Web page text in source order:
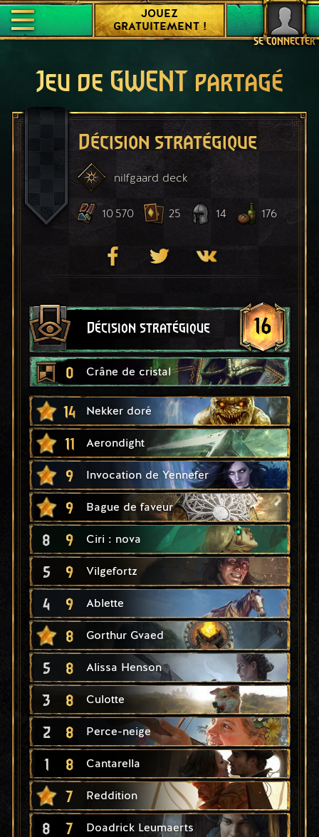
SE CONNECTER
JOUEZ
GRATUITEMENT !
Jeu de GWENT partagé
Décision stratégique
nilfgaard deck
10 570 25 14 176
Décision stratégique 16
0 Crâne de cristal
14 Nekker doré
11 Aerondight
9 Invocation de Yennefer
9 Bague de faveur
8 9 Ciri : nova
5 9 Vilgefortz
4 9 Ablette
8 Gorthur Gvaed
5 8 Alissa Henson
3 8 Culotte
2 8 Perce-neige
1 8 Cantarella
7 Reddition
8 7 Doadrick Leumaerts